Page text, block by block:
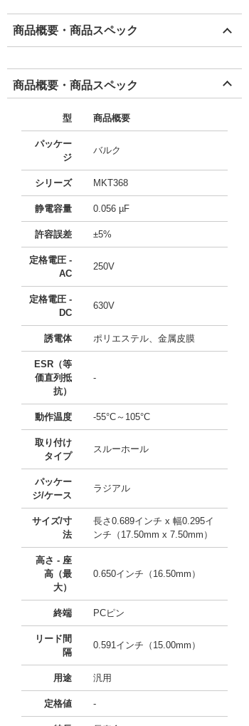
商品概要・商品スペック
商品概要・商品スペック
型 商品概要
パッケー
ジ
バルク
シリーズ MKT368
静電容量 0.056 µF
許容誤差 ±5%
定格電圧 -
AC
250V
定格電圧 -
DC
630V
誘電体 ポリエステル、金属皮膜
ESR（等
価直列抵
抗）
-
動作温度 -55°C～105°C
取り付け
タイプ
スルーホール
パッケー
ジ/ケース
ラジアル
サイズ/寸
法
長さ0.689インチ x 幅0.295イ
ンチ（17.50mm x 7.50mm）
高さ - 座
高（最
大）
0.650インチ（16.50mm）
終端 PCピン
リード間
隔
0.591インチ（15.00mm）
用途 汎用
定格値 -